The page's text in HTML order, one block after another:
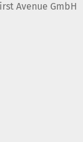
Avenue GmbH